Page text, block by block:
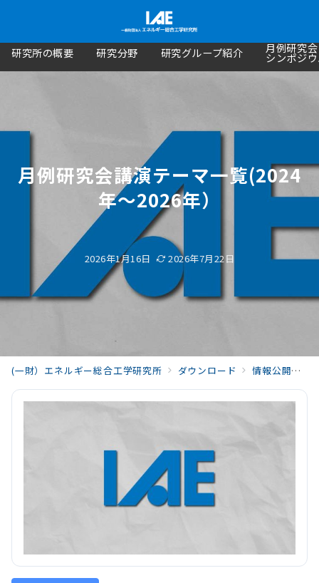
研究所の概要 研究分野 研究グループ紹介 月例研究
シンポジ
月例研究会講演テーマ一覧(2024
年～2026年）
2026年1月16日 2026年7月22日
(一財）エネルギー総合工学研究所 ダウンロード 情報公開